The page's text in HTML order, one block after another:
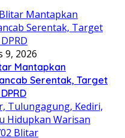
9, 2026
Mantapkan
Serentak, Target